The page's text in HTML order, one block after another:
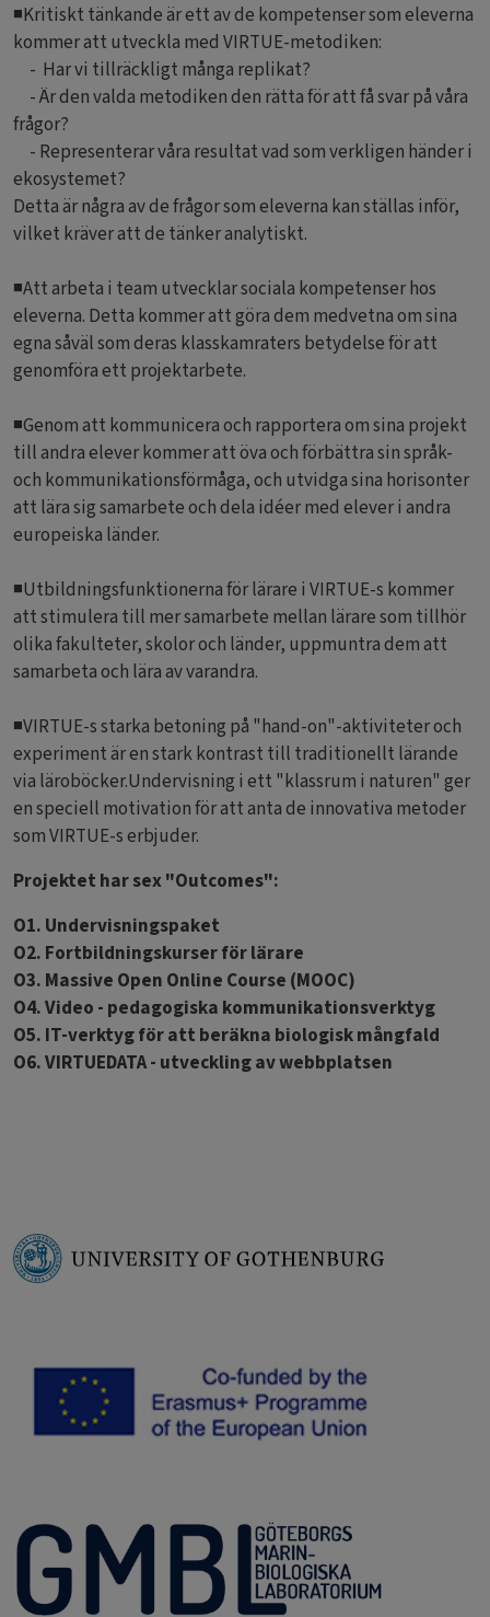
◾Kritiskt tänkande är ett av de kompetenser som eleverna
kommer att utveckla med VIRTUE-metodiken:
- Har vi tillräckligt många replikat?
- Är den valda metodiken den rätta för att få svar på våra
frågor?
- Representerar våra resultat vad som verkligen händer i
ekosystemet?
Detta är några av de frågor som eleverna kan ställas inför,
vilket kräver att de tänker analytiskt.
◾Att arbeta i team utvecklar sociala kompetenser hos
eleverna. Detta kommer att göra dem medvetna om sina
egna såväl som deras klasskamraters betydelse för att
genomföra ett projektarbete.
◾Genom att kommunicera och rapportera om sina projekt
till andra elever kommer att öva och förbättra sin språk-
och kommunikationsförmåga, och utvidga sina horisonter
att lära sig samarbete och dela idéer med elever i andra
europeiska länder.
◾Utbildningsfunktionerna för lärare i VIRTUE-s kommer
att stimulera till mer samarbete mellan lärare som tillhör
olika fakulteter, skolor och länder, uppmuntra dem att
samarbeta och lära av varandra.
◾VIRTUE-s starka betoning på "hand-on"-aktiviteter och
experiment är en stark kontrast till traditionellt lärande
via läroböcker.Undervisning i ett "klassrum i naturen" ger
en speciell motivation för att anta de innovativa metoder
som VIRTUE-s erbjuder.
Projektet har sex "Outcomes":
O1. Undervisningspaket
O2. Fortbildningskurser för lärare
O3. Massive Open Online Course (MOOC)
O4. Video - pedagogiska kommunikationsverktyg
O5. IT-verktyg för att beräkna biologisk mångfald
O6. VIRTUEDATA - utveckling av webbplatsen